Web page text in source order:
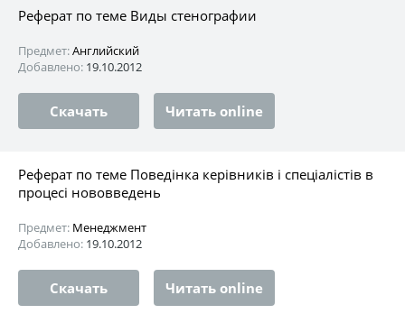
Реферат по теме Виды стенографии
Предмет:Английский
Добавлено: 19.10.2012
Скачать Читать online
Реферат по теме Поведінка керівників і спеціалістів в
процесі нововведень
Предмет: Менеджмент
Добавлено: 19.10.2012
Скачать Читать online